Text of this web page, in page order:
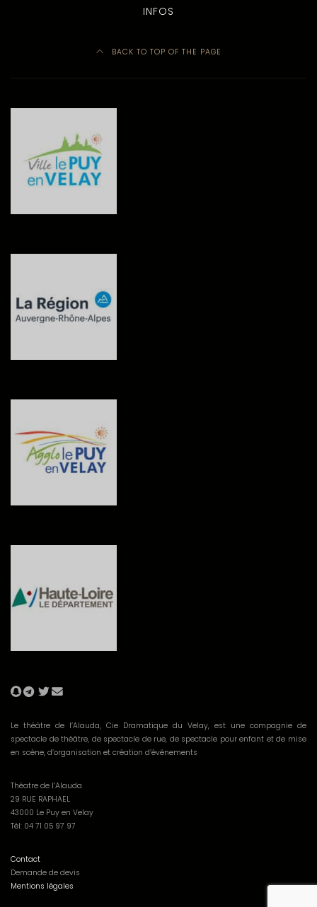
INFOS
BACK TO TOP OF THE PAGE
Le théâtre de l’Alauda, Cie Dramatique du Velay, est une compagnie de
spectacle de théâtre, de spectacle de rue, de spectacle pour enfant et de mise
en scène, d’organisation et création d’événements
Théatre de l’Alauda
29 RUE RAPHAEL
43000 Le Puy en Velay
Tél: 04 71 05 97 97
Contact
Demande de devis
Mentions légales